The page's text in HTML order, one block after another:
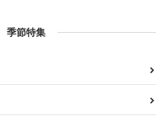
季節特集